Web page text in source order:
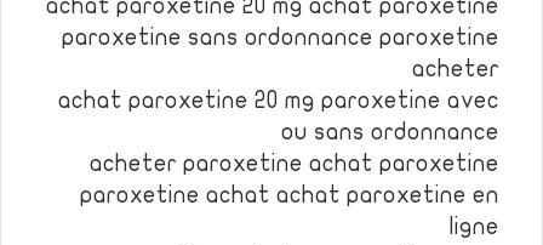
achat paroxetine 20 mg achat paroxetine
paroxetine sans ordonnance paroxetine
acheter
achat paroxetine 20 mg paroxetine avec
ou sans ordonnance
acheter paroxetine achat paroxetine
paroxetine achat achat paroxetine en
ligne